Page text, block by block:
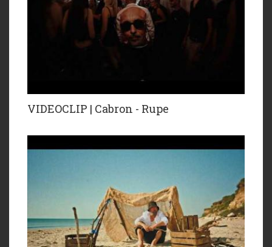
VIDEOCLIP | Cabron - Rupe